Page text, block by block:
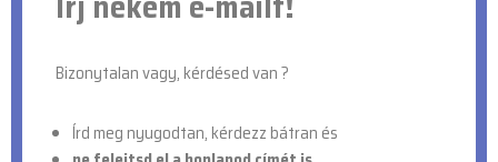
Bizonytalan vagy, kérdésed van ?
Írd meg nyugodtan, kérdezz bátran és